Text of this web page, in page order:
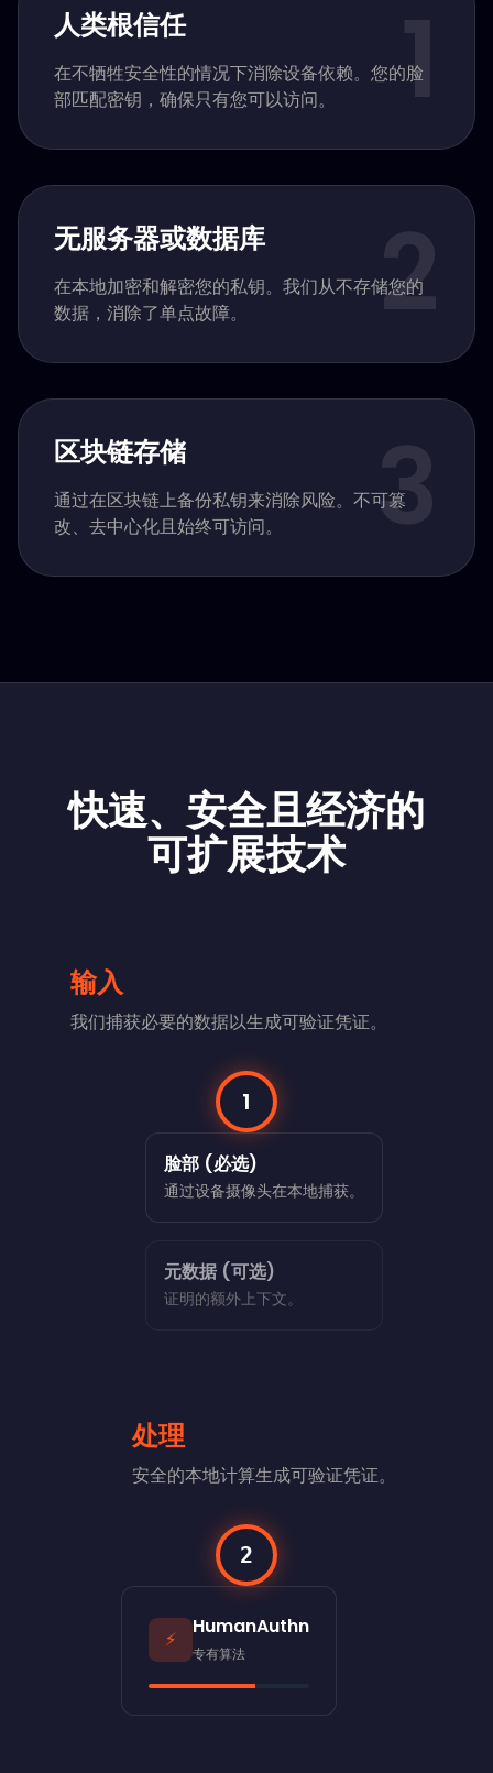
1
人类根信任
在不牺牲安全性的情况下消除设备依赖。您的脸
部匹配密钥，确保只有您可以访问。
2
无服务器或数据库
在本地加密和解密您的私钥。我们从不存储您的
数据，消除了单点故障。
3
区块链存储
通过在区块链上备份私钥来消除风险。不可篡
改、去中心化且始终可访问。
快速、安全且经济的
可扩展技术
输入
我们捕获必要的数据以生成可验证凭证。
1
脸部 (必选)
通过设备摄像头在本地捕获。
元数据 (可选)
证明的额外上下文。
处理
安全的本地计算生成可验证凭证。
2
⚡
HumanAuthn
专有算法